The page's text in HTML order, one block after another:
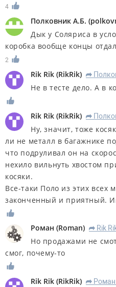
4
Полковник А.Б. (
Дык у Соляриса в
коробка вообще концы
2
Rik Rik (RikRik) R
Не в тесте дело. А в
Rik Rik (RikRik) R
Ну, значит, тоже
ли не металл в багажнике
что подруливал он на
нехило вильнуть хвостом
косяки.
Все-таки Поло из этих всех
законченный и приятный.
Роман (Roman) R Rik
Но продажами не
смог, почему-то
Rik Rik (RikRik) R Роман